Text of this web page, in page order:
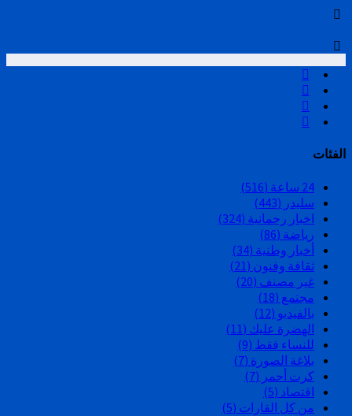
الفئات
24 ساعة
(516)
سليدر (443)
اخبار رحمانية (324)
رياضة (86)
أخبار وطنية (34)
ثقافة وفنون (21)
غير مصنف (20)
مجتمع (18)
بالفيديو (12)
الهضرة عليك (11)
للنساء فقط (9)
بلاغة الصورة (7)
كرت أحمر (7)
اقتصاد (5)
من كل القارات (5)